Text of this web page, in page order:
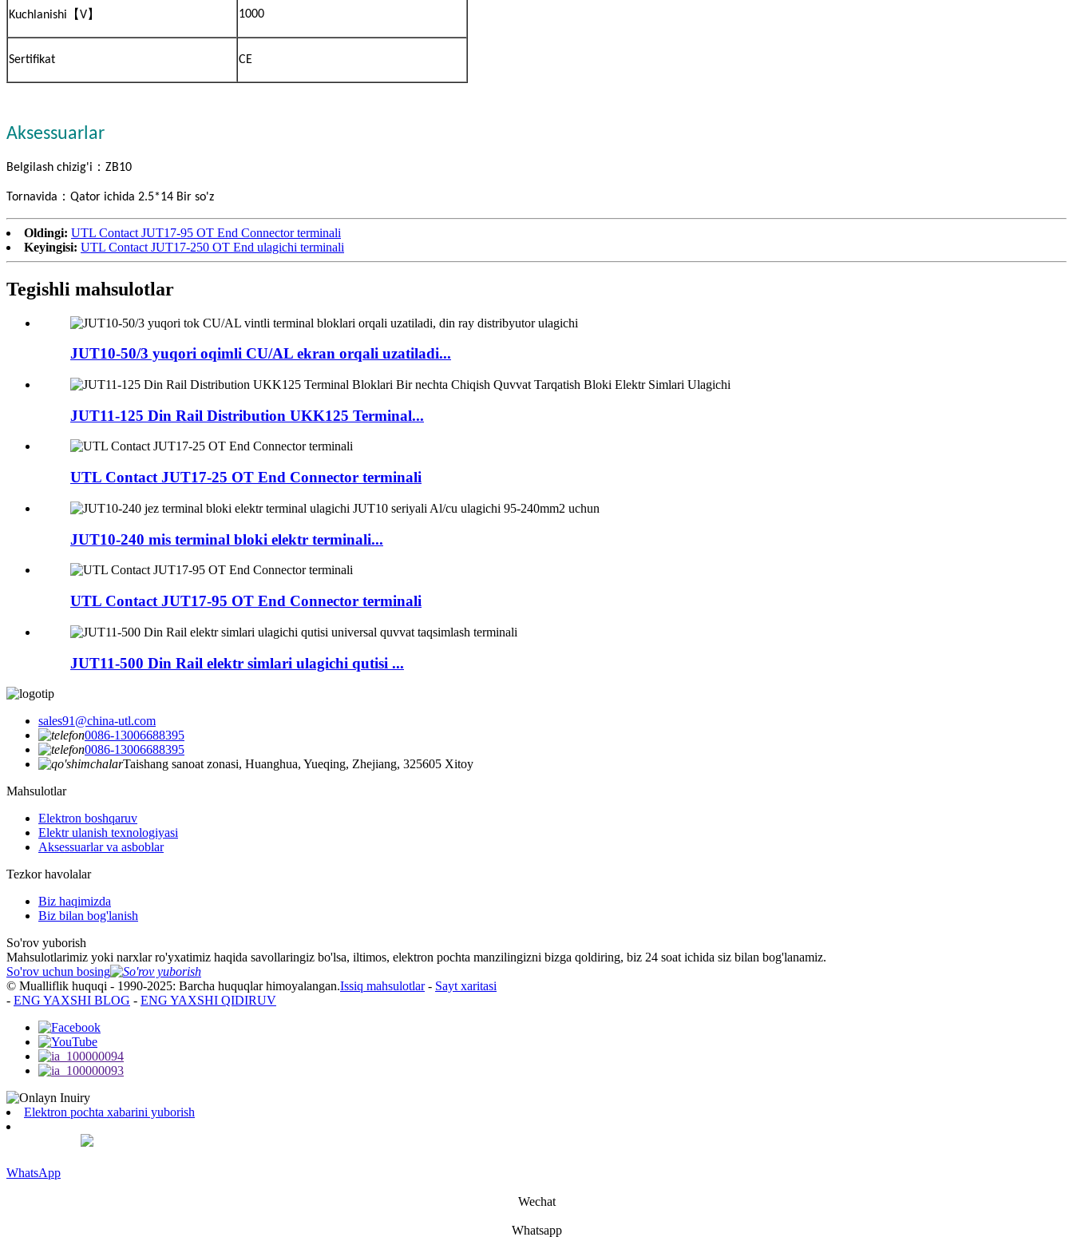
Kuchlanishi 【V】 1000
Sertifikat CE
Aksessuarlar
Belgilash chizig'i ： ZB10
Tornavida ： Qator ichida 2.5*14 Bir so'z
Oldingi: UTL Contact JUT17-95 OT End Connector terminali
Keyingisi: UTL Contact JUT17-250 OT End ulagichi terminali
Tegishli mahsulotlar
JUT10-50/3 yuqori oqimli CU/AL ekran orqali uzatiladi...
JUT11-125 Din Rail Distribution UKK125 Terminal...
UTL Contact JUT17-25 OT End Connector terminali
JUT10-240 mis terminal bloki elektr terminali...
UTL Contact JUT17-95 OT End Connector terminali
JUT11-500 Din Rail elektr simlari ulagichi qutisi ...
sales91@china-utl.com
0086-13006688395
0086-13006688395
Taishang sanoat zonasi, Huanghua, Yueqing, Zhejiang, 325605 Xitoy
Mahsulotlar
Elektron boshqaruv
Elektr ulanish texnologiyasi
Aksessuarlar va asboblar
Tezkor havolalar
Biz haqimizda
Biz bilan bog'lanish
So'rov yuborish
Mahsulotlarimiz yoki narxlar ro'yxatimiz haqida savollaringiz bo'lsa, iltimos, elektron pochta manzilingizni bizga qoldiring, biz 24 soat ichida siz bilan bog'lanamiz.
So'rov uchun bosing
© Mualliflik huquqi - 1990-2025: Barcha huquqlar himoyalangan.Issiq mahsulotlar- Sayt xaritasi
- ENG YAXSHI BLOG - ENG YAXSHI QIDIRUV
Elektron pochta xabarini yuborish
WhatsApp
Wechat
Whatsapp